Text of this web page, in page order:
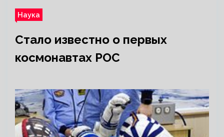
Наука
Стало известно о первых
космонавтах РОС